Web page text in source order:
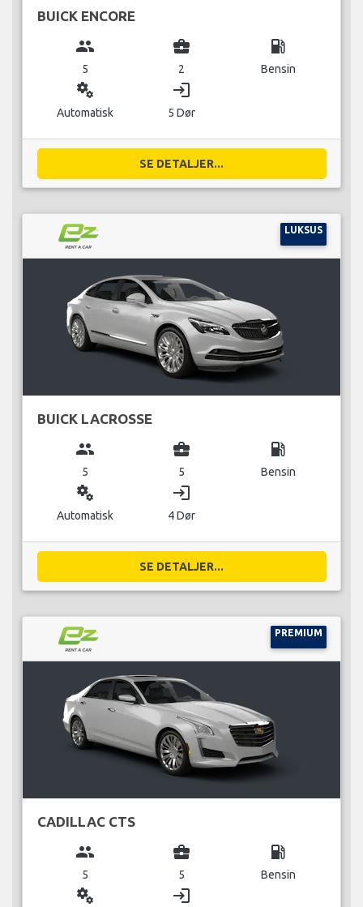
BUICK ENCORE
group
5
business_center
2
local_gas_station
Bensin
miscellaneous_services
Automatisk
login
5 Dør
SE DETALJER...
LUKSUS
BUICK LACROSSE
group
5
business_center
5
local_gas_station
Bensin
miscellaneous_services
Automatisk
login
4 Dør
SE DETALJER...
PREMIUM
CADILLAC CTS
group
5
business_center
5
local_gas_station
Bensin
miscellaneous_services login